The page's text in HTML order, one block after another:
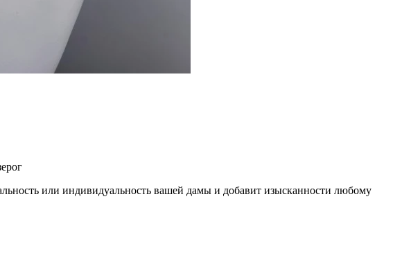
или индивидуальность вашей дамы и добавит изысканности любому